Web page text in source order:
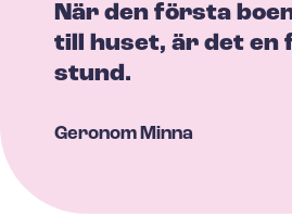
När den första
till huset, är det en
stund.
Geronom Minna